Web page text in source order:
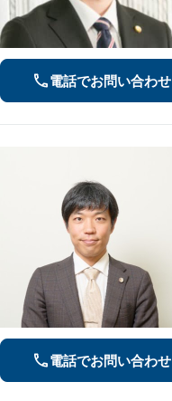
電話でお問い合わせ
電話でお問い合わせ